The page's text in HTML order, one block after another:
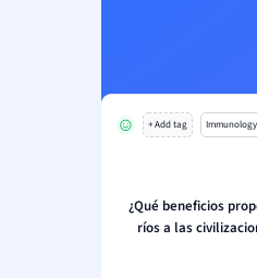
+ Add tag Immunology
¿Qué beneficios
ríos a las